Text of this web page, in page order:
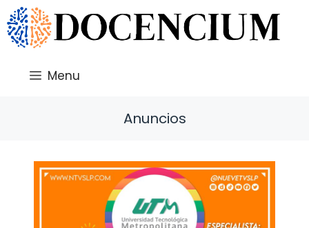
Saltar
al
contenido
Menu
Anuncios